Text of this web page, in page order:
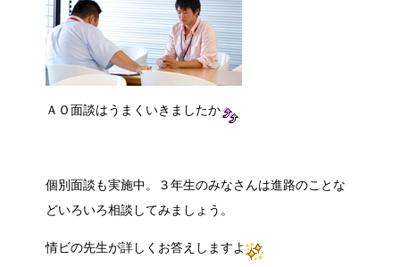
ＡＯ面談はうまくいきましたか
個別面談も実施中。３年生のみなさんは進路のことな
どいろいろ相談してみましょう。
情ビの先生が詳しくお答えしますよ